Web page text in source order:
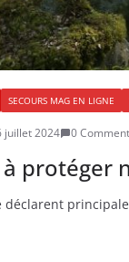
SECOURS MAG EN LIGNE
juillet 2024 0
protéger
déclarent